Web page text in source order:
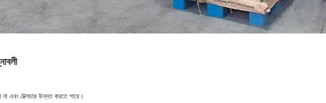
এবং টেক্সচার উন্নত করতে পারে।